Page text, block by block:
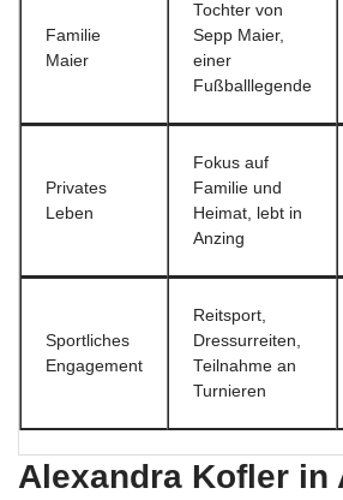
Familie
Maier
Tochter von
Sepp Maier,
einer
Fußballlegende
Privates
Leben
Fokus auf
Familie und
Heimat, lebt in
Anzing
Sportliches
Engagement
Reitsport,
Dressurreiten,
Teilnahme an
Turnieren
Alexandra Kofler in